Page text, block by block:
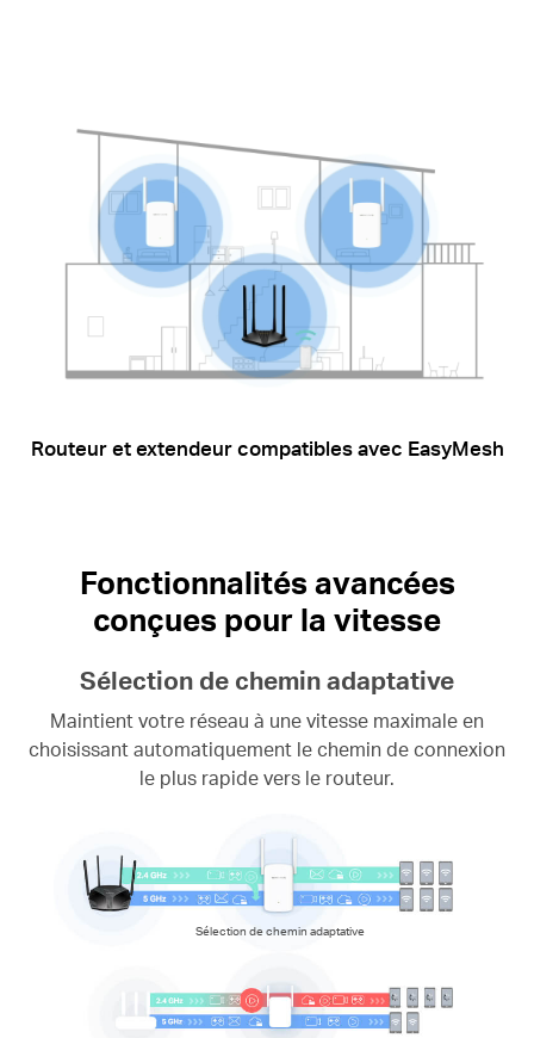
Routeur et extendeur compatibles avec EasyMesh
Fonctionnalités avancées
conçues pour la vitesse
Sélection de chemin adaptative
Maintient votre réseau à une vitesse maximale en
choisissant automatiquement le chemin de connexion
le plus rapide vers le routeur.
Sélection de chemin adaptative